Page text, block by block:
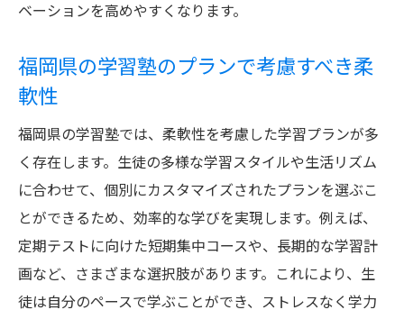
ベーションを高めやすくなります。
福岡県の学習塾のプランで考慮すべき柔
軟性
福岡県の学習塾では、柔軟性を考慮した学習プランが多
く存在します。生徒の多様な学習スタイルや生活リズム
に合わせて、個別にカスタマイズされたプランを選ぶこ
とができるため、効率的な学びを実現します。例えば、
定期テストに向けた短期集中コースや、長期的な学習計
画など、さまざまな選択肢があります。これにより、生
徒は自分のペースで学ぶことができ、ストレスなく学力